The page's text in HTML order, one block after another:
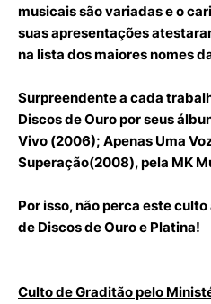
musicais são variadas e o
suas apresentações
na lista dos maiores nomes
Surpreendente a cada
Discos de Ouro por seus
Vivo (2006); Apenas Uma
Superação(2008), pela MK
Por isso, não perca este
de Discos de Ouro e Platina!
Culto de Graditão pelo